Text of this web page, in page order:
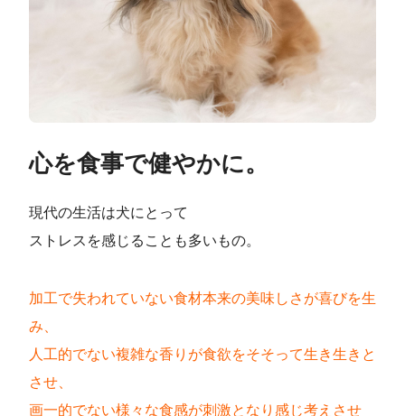
心を食事で健やかに。
現代の生活は犬にとって
ストレスを感じることも多いもの。
加工で失われていない食材本来の美味しさが喜びを生
み、
人工的でない複雑な香りが食欲をそそって生き生きと
させ、
画一的でない様々な食感が刺激となり感じ考えさせ